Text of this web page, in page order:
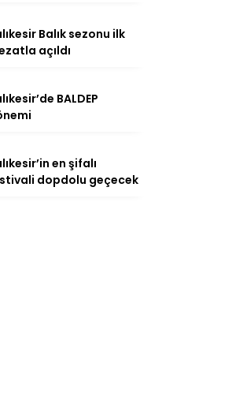
Balık sezonu ilk
açıldı
BALDEP
en şifalı
dopdolu geçecek